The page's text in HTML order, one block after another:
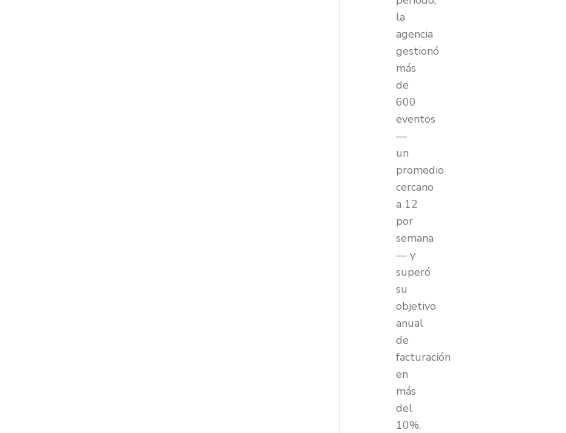
la
agencia
gestionó
más
de
600
eventos
—
un
promedio
cercano
a 12
por
semana
— y
superó
su
objetivo
anual
de
facturación
en
más
del
10%,